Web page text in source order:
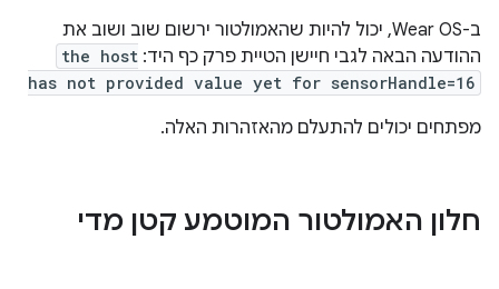
ב-Wear OS, יכול להיות שהאמולטור ירשום שוב ושוב את
ההודעה הבאה לגבי חיישן הטיית פרק כף היד: the host
has not provided value yet for sensorHandle=16
מפתחים יכולים להתעלם מהאזהרות האלה.
חלון האמולטור המוטמע קטן מדי